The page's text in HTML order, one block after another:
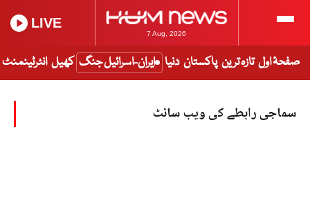
7 Aug, 2026
LIVE
صفحۂ اول تازہ ترین پاکستان دنیا ایران-اسرائیل جنگ کھیل انٹرٹینمنٹ
سماجی رابطے کی ویب سائٹ